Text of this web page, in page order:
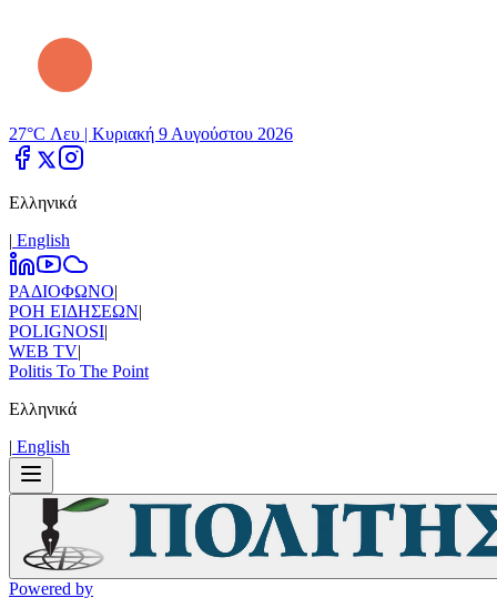
27°C Λευ | Κυριακή 9 Αυγούστου 2026
Ελληνικά
| Εnglish
ΡΑΔΙΟΦΩΝΟ|
ΡΟΗ ΕΙΔΗΣΕΩΝ|
POLIGNOSI|
WEB TV|
Politis To The Point
Ελληνικά
| Εnglish
Powered by